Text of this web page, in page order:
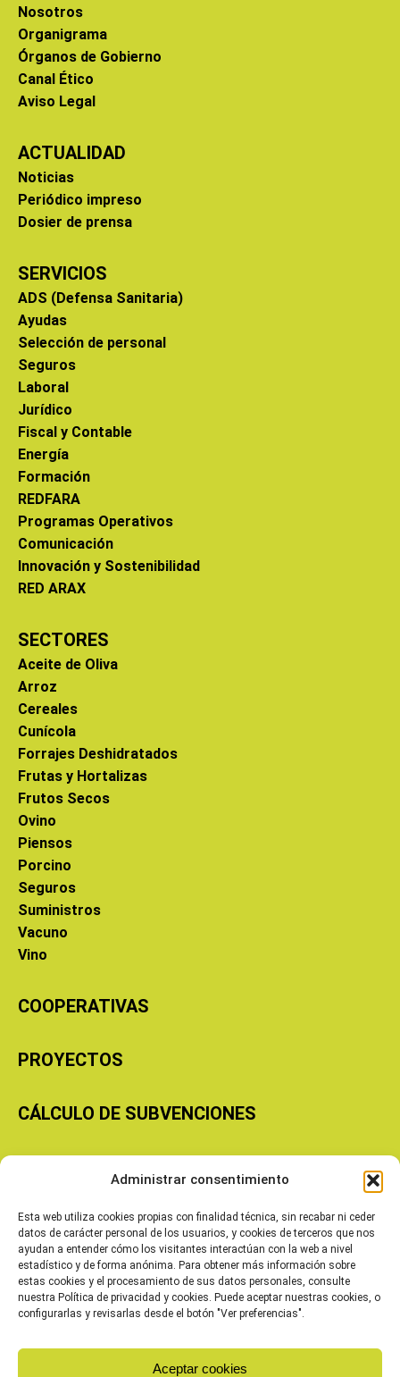
Administrar consentimiento
Esta web utiliza cookies propias con finalidad técnica, sin recabar ni ceder
datos de carácter personal de los usuarios, y cookies de terceros que nos
ayudan a entender cómo los visitantes interactúan con la web a nivel
estadístico y de forma anónima. Para obtener más información sobre
estas cookies y el procesamiento de sus datos personales, consulte
nuestra Política de privacidad y cookies. Puede aceptar nuestras cookies, o
configurarlas y revisarlas desde el botón "Ver preferencias".
Aceptar cookies
Nosotros
Organigrama
Órganos de Gobierno
Canal Ético
Aviso Legal
ACTUALIDAD
Noticias
Periódico impreso
Dosier de prensa
SERVICIOS
ADS (Defensa Sanitaria)
Ayudas
Selección de personal
Seguros
Laboral
Jurídico
Fiscal y Contable
Energía
Formación
REDFARA
Programas Operativos
Comunicación
Innovación y Sostenibilidad
RED ARAX
SECTORES
Aceite de Oliva
Arroz
Cereales
Cunícola
Forrajes Deshidratados
Frutas y Hortalizas
Frutos Secos
Ovino
Piensos
Porcino
Seguros
Suministros
Vacuno
Vino
COOPERATIVAS
PROYECTOS
CÁLCULO DE SUBVENCIONES